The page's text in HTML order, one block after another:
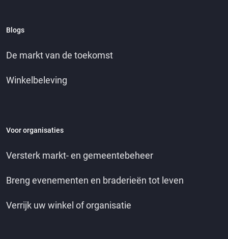
Blogs
De markt van de toekomst
Winkelbeleving
Voor organisaties
Versterk markt- en gemeentebeheer
Breng evenementen en braderieën tot leven
Verrijk uw winkel of organisatie